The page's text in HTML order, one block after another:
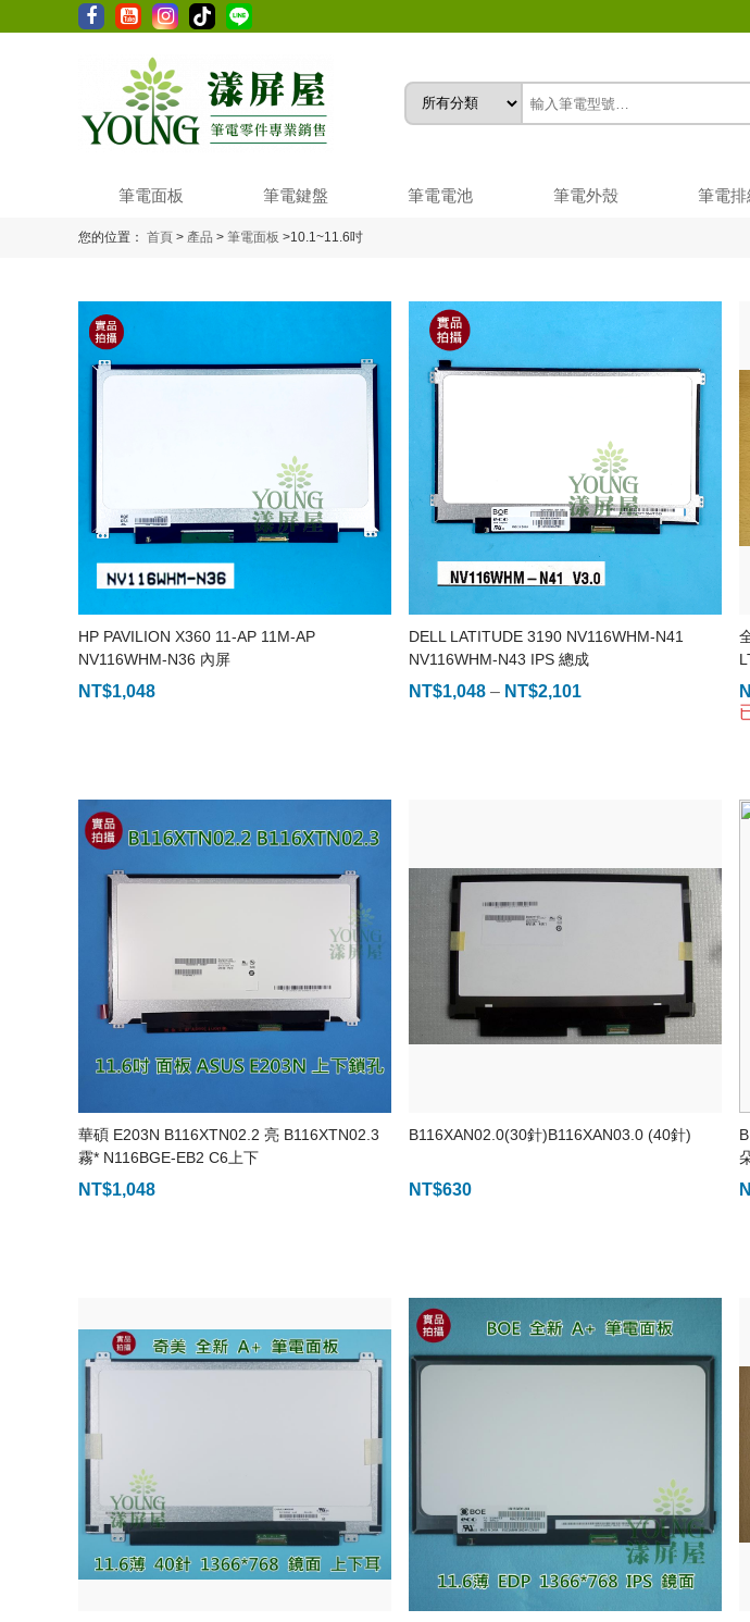
筆電面板 筆電鍵盤 筆電電池 筆電外殼 筆電排
您的位置： 首頁 > 產品 > 筆電面板 >10.1~11.6吋
HP PAVILION X360 11-AP 11M-AP
NV116WHM-N36 內屏
NT$1,048
DELL LATITUDE 3190 NV116WHM-N41
NV116WHM-N43 IPS 總成
NT$1,048 – NT$2,101價
華碩 E203N B116XTN02.2 亮 B116XTN02.3
霧* N116BGE-EB2 C6上下
NT$1,048
B116XAN02.0(30針)B116XAN03.0 (40針)
NT$630